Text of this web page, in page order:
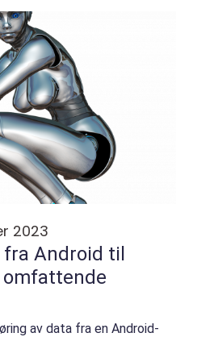
og utfors...
2023
Android til
omfattende
av data fra en Android-